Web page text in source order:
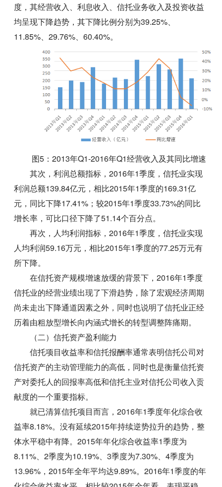
度，其经营收入、利息收入、信托业务收入及投资收益
均呈现下降趋势，其下降比例分别为39.25%、
11.85%、29.76%、60.40%。
图5：2013年Q1-2016年Q1经营收入及其同比增速
其次，利润总额指标，2016年1季度，信托业实现
利润总额139.84亿元，相比2015年1季度的169.31亿
元，同比下降17.41%；较2015年1季度33.73%的同比
增长率，可比口径下降了51.14个百分点。
再次，人均利润指标，2016年1季度，信托业实现
人均利润59.16万元，相比2015年1季度的77.25万元有
所下降。
在信托资产规模增速放缓的背景下，2016年1季度
信托业的经营业绩出现了下滑趋势，除了宏观经济周期
尚未走出下降通道因素之外，同时也说明了信托业正经
历着由粗放型增长向内涵式增长的转型调整阵痛期。
（二）信托资产盈利能力
信托项目收益率和信托报酬率通常表明信托公司对
信托资产的主动管理能力的高低，同时也是衡量信托资
产对委托人的回报率高低和信托主业对信托公司收入贡
献度的一个重要指标。
就已清算信托项目而言，2016年1季度年化综合收
益率8.18%。没有延续2015年持续逆势拉升的趋势，整
体水平稳中有降。2015年年化综合收益率1季度为
8.11%、2季度为10.19%、3季度为7.30%、4季度为
13.96%，2015年全年平均达9.89%。2016年1季度的年